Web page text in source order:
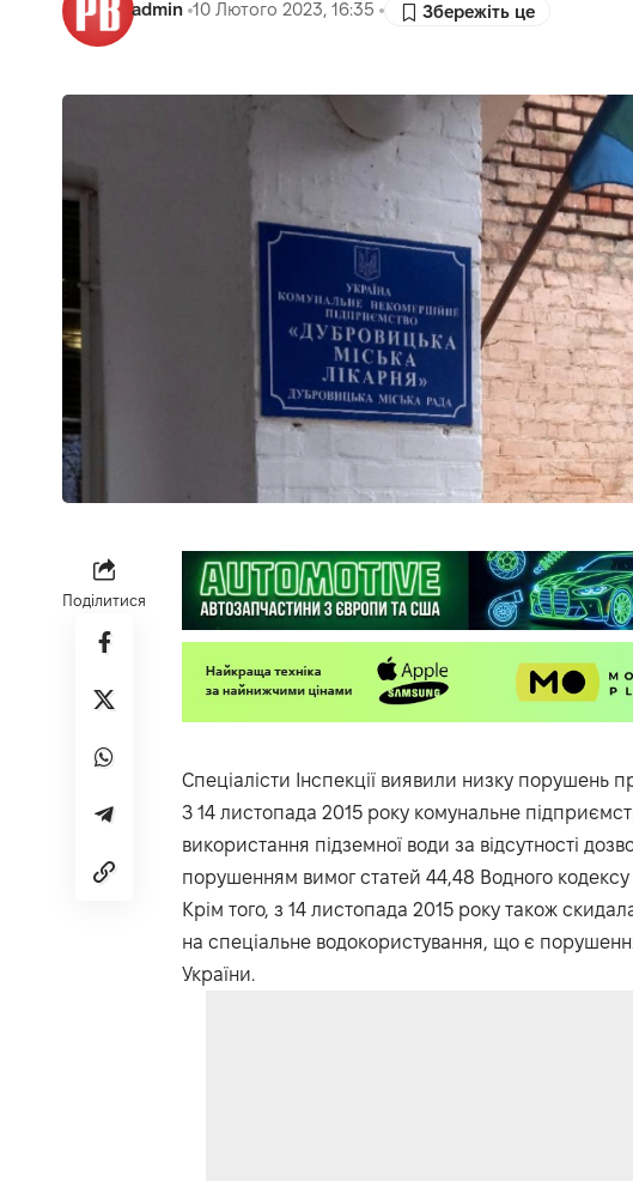
admin 10 Лютого 2023, 16:35
Поділитися
Спеціалісти Інспекції виявили низку порушень
З 14 листопада 2015 року комунальне
використання підземної води за відсутності
порушенням вимог статей 44,48 Водного кодексу
Крім того, з 14 листопада 2015 року також
на спеціальне водокористування, що є
України.